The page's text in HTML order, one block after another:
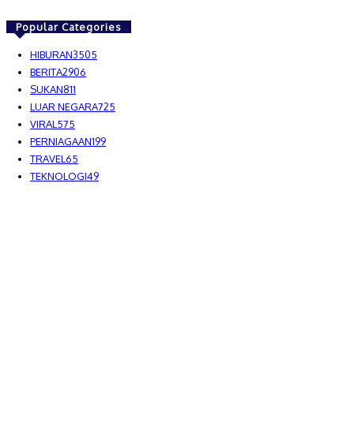
Popular Categories
HIBURAN3505
BERITA2906
SUKAN811
LUAR NEGARA725
VIRAL 575
PERNIAGAAN199
TRAVEL 65
TEKNOLOGI49